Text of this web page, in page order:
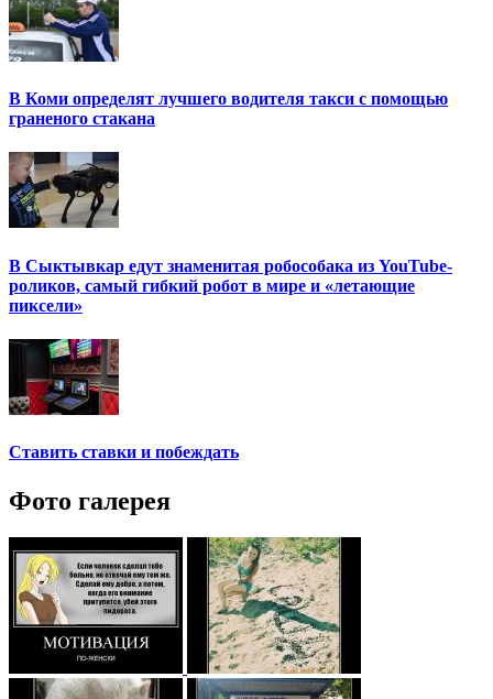
В Коми определят лучшего водителя такси с помощью
граненого стакана
В Сыктывкар едут знаменитая робособака из YouTube-
роликов, самый гибкий робот в мире и «летающие
пиксели»
Ставить ставки и побеждать
Фото галерея